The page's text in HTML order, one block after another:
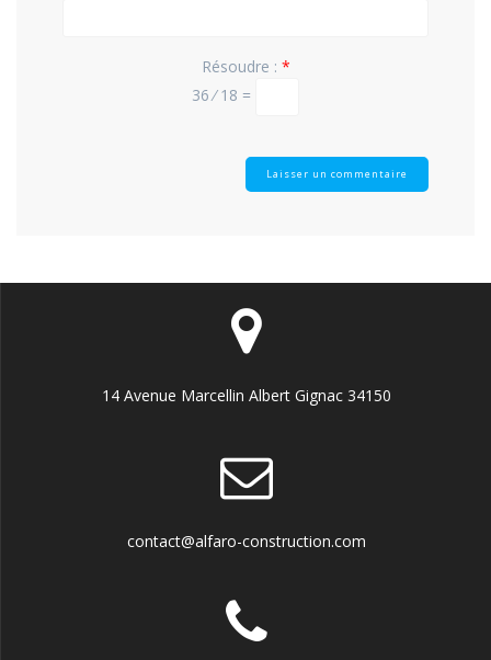
Résoudre : *
36 ⁄ 18 =
14 Avenue Marcellin Albert Gignac 34150
contact@alfaro-construction.com